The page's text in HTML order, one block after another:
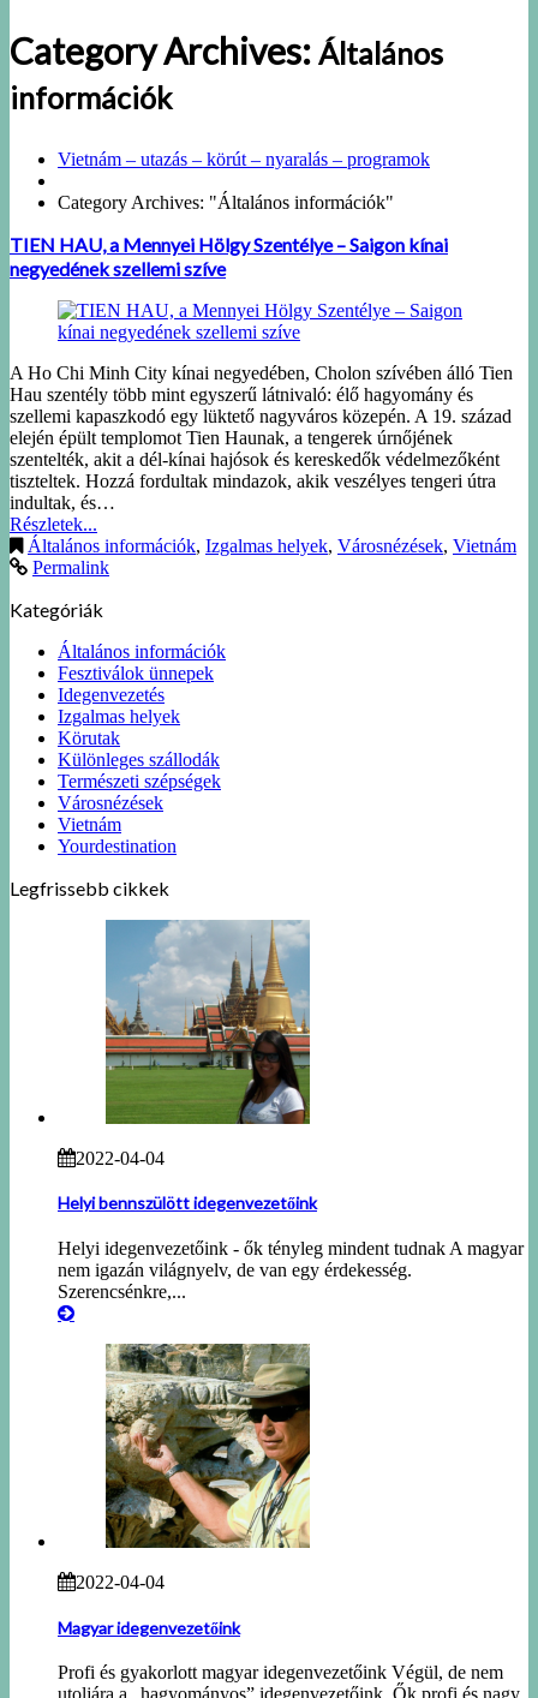
Category Archives: Általános
információk
Vietnám – utazás – körút – nyaralás – programok
Category Archives: "Általános információk"
TIEN HAU, a Mennyei Hölgy Szentélye – Saigon kínai
negyedének szellemi szíve
A Ho Chi Minh City kínai negyedében, Cholon szívében álló Tien
Hau szentély több mint egyszerű látnivaló: élő hagyomány és
szellemi kapaszkodó egy lüktető nagyváros közepén. A 19. század
elején épült templomot Tien Haunak, a tengerek úrnőjének
szentelték, akit a dél-kínai hajósok és kereskedők védelmezőként
tiszteltek. Hozzá fordultak mindazok, akik veszélyes tengeri útra
indultak, és…
Részletek...
Általános információk, Izgalmas helyek, Városnézések, Vietnám
Permalink
Kategóriák
Általános információk
Fesztiválok ünnepek
Idegenvezetés
Izgalmas helyek
Körutak
Különleges szállodák
Természeti szépségek
Városnézések
Vietnám
Yourdestination
Legfrissebb cikkek
2022-04-04
Helyi bennszülött idegenvezetőink
Helyi idegenvezetőink - ők tényleg mindent tudnak A magyar
nem igazán világnyelv, de van egy érdekesség.
Szerencsénkre,...
2022-04-04
Magyar idegenvezetőink
Profi és gyakorlott magyar idegenvezetőink Végül, de nem